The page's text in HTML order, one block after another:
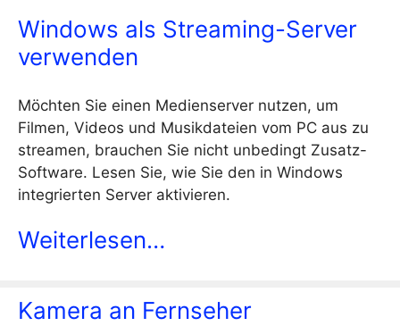
Windows als Streaming-Server
verwenden
Möchten Sie einen Medienserver nutzen, um
Filmen, Videos und Musikdateien vom PC aus zu
streamen, brauchen Sie nicht unbedingt Zusatz-
Software. Lesen Sie, wie Sie den in Windows
integrierten Server aktivieren.
Weiterlesen…
Kamera an Fernseher